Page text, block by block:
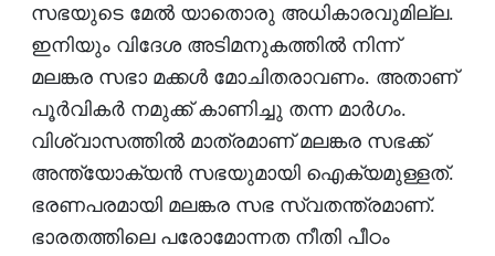
സഭയുടെ മേല്‍ യാതൊരു അധികാരവുമില്ല.
ഇനിയും വിദേശ അടിമനുകത്തില്‍ നിന്ന്
മലങ്കര സഭാ മക്കള്‍ മോചിതരാവണം. അതാണ്
പൂര്‍വികര്‍ നമുക്ക് കാണിച്ചു തന്ന മാര്‍ഗം.
വിശ്വാസത്തില്‍ മാത്രമാണ് മലങ്കര സഭക്ക്
അന്ത്യോക്യന്‍ സഭയുമായി ഐക്യമുള്ളത്.
ഭരണപരമായി മലങ്കര സഭ സ്വതന്ത്രമാണ്.
ഭാരതത്തിലെ പരോമോന്നത നീതി പീഠം